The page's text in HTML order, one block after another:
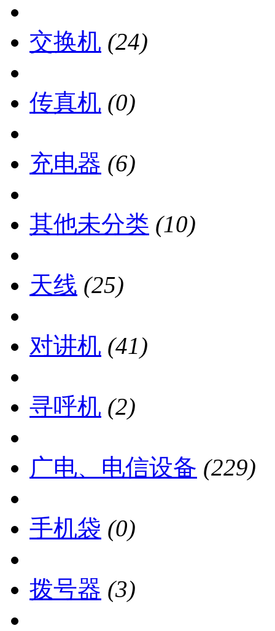
交换机 (24)
传真机 (0)
充电器 (6)
其他未分类 (10)
天线 (25)
对讲机 (41)
寻呼机 (2)
广电、电信设备 (229)
手机袋 (0)
拨号器 (3)